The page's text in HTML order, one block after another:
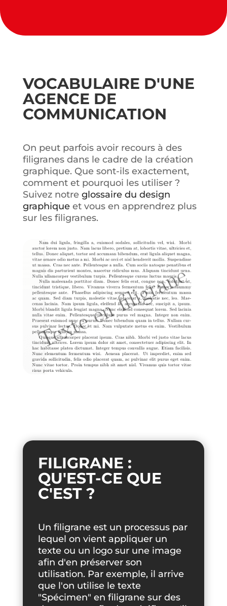
VOCABULAIRE D'UNE
AGENCE DE
COMMUNICATION
On peut parfois avoir recours à des
filigranes dans le cadre de la création
graphique. Que sont-ils exactement,
comment et pourquoi les utiliser ?
Suivez notre glossaire du design
graphiqueet vous en apprendrez plus
sur les filigranes.
FILIGRANE :
QU'EST-CE QUE
C'EST ?
Un filigrane est un processus par
lequel on vient appliquer un
texte ou un logo sur une image
afin d'en préserver son
utilisation. Par exemple, il arrive
que l'on utilise le texte
"Spécimen" en filigrane sur des